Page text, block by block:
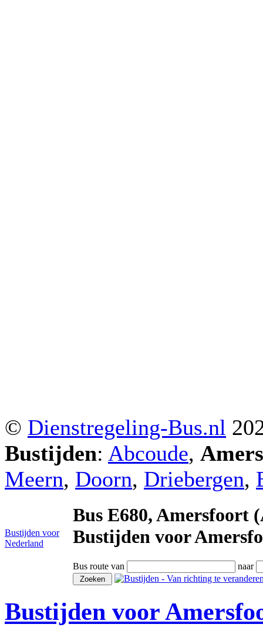
© Dienstregeling-Bus.nl
Bustijden: Abcoude,
Meern, Doorn, Driebergen,
Bustijden voor
Nederland
Bus E680, Amersfoort
Bustijden voor
Bus route van naar
Bustijden voor